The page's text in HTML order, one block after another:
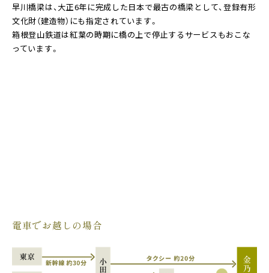
早川橋梁は、大正6年に完成した日本で最古の橋梁として、登録有形
文化財（建造物）にも指定されています。
箱根登山鉄道は紅葉の時期に橋の上で停止するサービスもおこな
っています。
電車でお越しの場合